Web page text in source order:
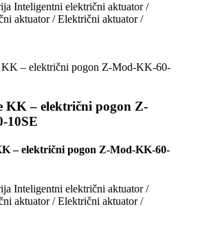
Inteligentni električni aktuator /
aktuator / Električni aktuator /
KK – električni pogon Z-
10SE
– električni pogon Z-Mod-KK-60-
Inteligentni električni aktuator /
aktuator / Električni aktuator /